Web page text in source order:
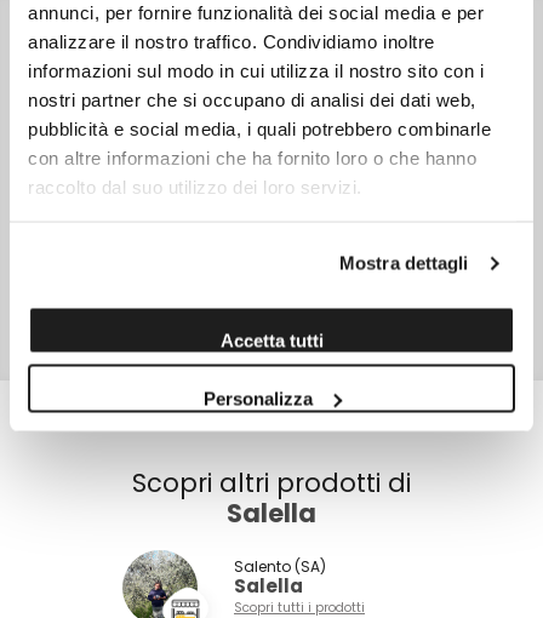
annunci, per fornire funzionalità dei social media e per
analizzare il nostro traffico. Condividiamo inoltre
informazioni sul modo in cui utilizza il nostro sito con i
nostri partner che si occupano di analisi dei dati web,
pubblicità e social media, i quali potrebbero combinarle
con altre informazioni che ha fornito loro o che hanno
raccolto dal suo utilizzo dei loro servizi.
Mostra dettagli
Accetta tutti
Personalizza
INGREDIENTI
Olive nere biologiche, olio extra vergine di oliva.
Conservare in luogo fresco e asciutto. Tenere lontano da
fonti di calore. Dopo l'apertura mantenere il prodotto
sott'olio e, se necessario, aggiungerlo..
CARATTERISTICHE
Prodotto in Italia
NOTE
L'utilizzo di frutta intera può comportare la presenza di
TIPO DI CONFEZIONE Vasetto di vetro
PESO NETTO 180,0 gr
Scopri altri prodotti di
Salella
Salento (SA)
Salella
Scopri tutti i prodotti